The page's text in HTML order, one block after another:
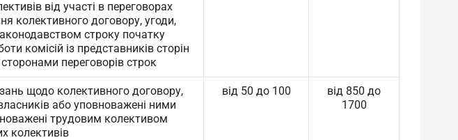
від участі в переговорах
колективного договору, угоди,
строку початку
комісій із представників сторін
переговорів строк
щодо колективного договору,
або уповноважені ними
трудовим колективом
колективів
від 50 до 100
від 850 до
1700